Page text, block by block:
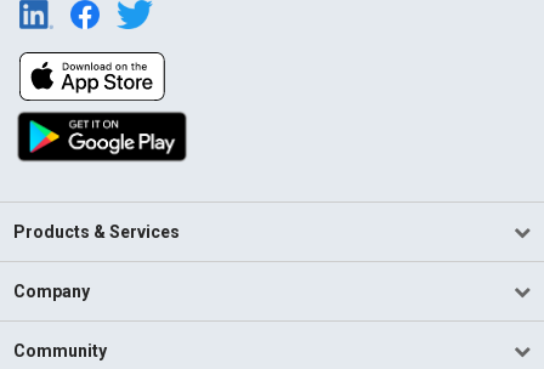
Products & Services
Company
Community